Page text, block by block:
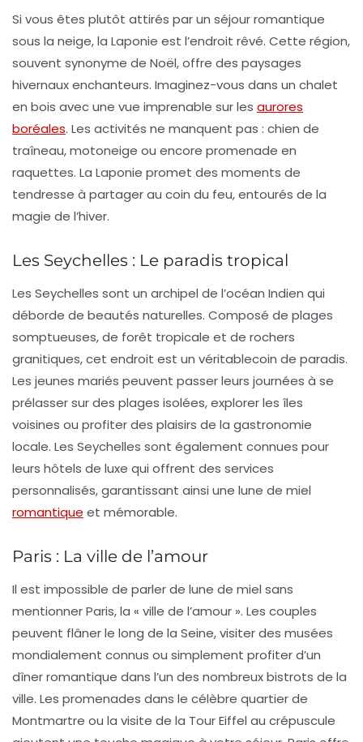
Si vous êtes plutôt attirés par un séjour romantique
sous la neige, la Laponie est l’endroit rêvé. Cette région,
souvent synonyme de Noël, offre des paysages
hivernaux enchanteurs. Imaginez-vous dans un chalet
en bois avec une vue imprenable sur les aurores
boréales. Les activités ne manquent pas : chien de
traîneau, motoneige ou encore promenade en
raquettes. La Laponie promet des moments de
tendresse à partager au coin du feu, entourés de la
magie de l’hiver.
Les Seychelles : Le paradis tropical
Les Seychelles sont un archipel de l’océan Indien qui
déborde de beautés naturelles. Composé de plages
somptueuses, de forêt tropicale et de rochers
granitiques, cet endroit est un véritablecoin de paradis.
Les jeunes mariés peuvent passer leurs journées à se
prélasser sur des plages isolées, explorer les îles
voisines ou profiter des plaisirs de la gastronomie
locale. Les Seychelles sont également connues pour
leurs hôtels de luxe qui offrent des services
personnalisés, garantissant ainsi une lune de miel
romantique et mémorable.
Paris : La ville de l’amour
Il est impossible de parler de lune de miel sans
mentionnerParis, la « ville de l’amour ». Les couples
peuvent flâner le long de la Seine, visiter des musées
mondialement connus ou simplement profiter d’un
dîner romantique dans l’un des nombreux bistrots de la
ville. Les promenades dans le célèbre quartier de
Montmartre ou la visite de la Tour Eiffel au crépuscule